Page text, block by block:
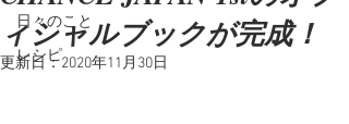
日々のこと
レシピ
ィシャルブックが完成！
更新日：2020年11月30日